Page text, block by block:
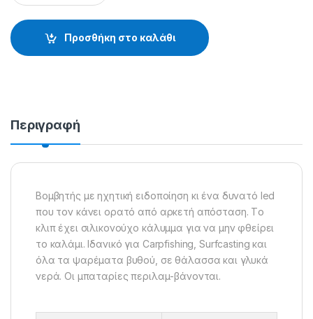
Προσθήκη στο καλάθι
Περιγραφή
Βομβητής με ηχητική ειδοποίηση κι ένα δυνατό led
που τον κάνει ορατό από αρκετή απόσταση. Tο
κλιπ έχει σιλικονούχο κάλυμμα για να μην φθείρει
το καλάμι. Ιδανικό για Carpfishing, Surfcasting και
όλα τα ψαρέματα βυθού, σε θάλασσα και γλυκά
νερά. Οι μπαταρίες περιλαμ-βάνονται.